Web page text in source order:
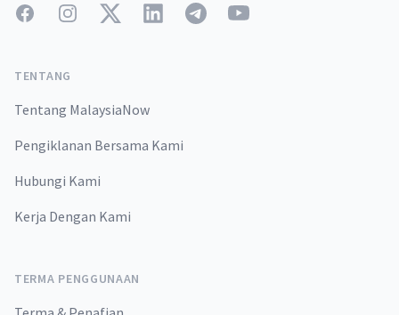
FacebookInstagramTwitterLinkedInTelegramYouTube
TENTANG
Tentang MalaysiaNow
Pengiklanan Bersama Kami
Hubungi Kami
Kerja Dengan Kami
TERMA PENGGUNAAN